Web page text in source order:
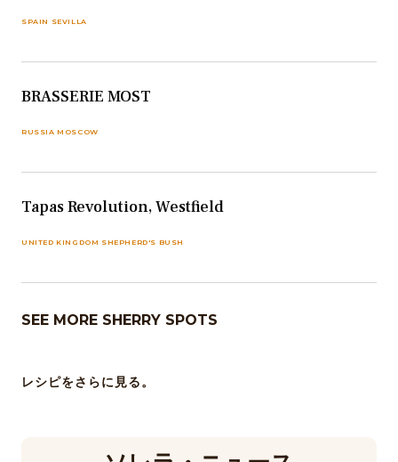
SPAIN SEVILLA
BRASSERIE MOST
RUSSIA MOSCOW
Tapas Revolution, Westfield
UNITED KINGDOM SHEPHERD'S BUSH
SEE MORE SHERRY SPOTS
レシピをさらに見る。